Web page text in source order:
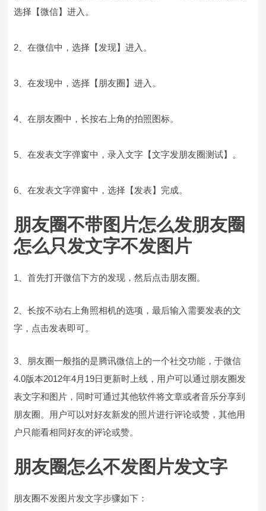
选择【微信】进入。
2、在微信中，选择【发现】进入。
3、在发现中，选择【朋友圈】进入。
4、在朋友圈中，长按右上角的拍照图标。
5、在发表文字弹窗中，录入文字【文字发朋友圈测试】。
6、在发表文字弹窗中，选择【发表】完成。
朋友圈不带图片怎么发朋友圈
怎么只发文字不发图片
1、首先打开微信下方的发现，然后点击朋友圈。
2、长按不动右上角照相机的选项，最后输入需要发表的文
字，点击发表即可。
3、朋友圈一般指的是腾讯微信上的一个社交功能，于微信
4.0版本2012年4月19日更新时上线，用户可以通过朋友圈发
表文字和图片，同时可通过其他软件将文章或者音乐分享到
朋友圈。用户可以对好友新发的照片进行评论或赞，其他用
户只能看相同好友的评论或赞。
朋友圈怎么不发图片发文字
朋友圈不发图片发文字步骤如下：